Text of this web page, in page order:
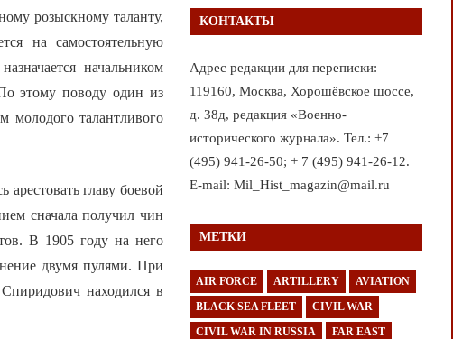
розыскному таланту,
на самостоятельную
начальником
этому поводу один из
молодого талантливого
главу боевой
сначала получил чин
В 1905 году на него
двумя пулями. При
находился в
КОНТАКТЫ
Адрес редакции для переписки:
119160, Москва, Хорошёвское шоссе,
д. 38д, редакция «Военно-
исторического журнала». Тел.: +7
(495) 941-26-50; + 7 (495) 941-26-12.
E-mail: Mil_Hist_magazin@mail.ru
МЕТКИ
AIR FORCE ARTILLERY AVIATION
BLACK SEA FLEET CIVIL WAR
CIVIL WAR IN RUSSIA FAR EAST